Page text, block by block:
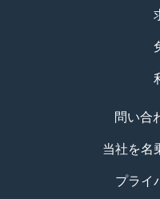
問い合
当社を名
プライ